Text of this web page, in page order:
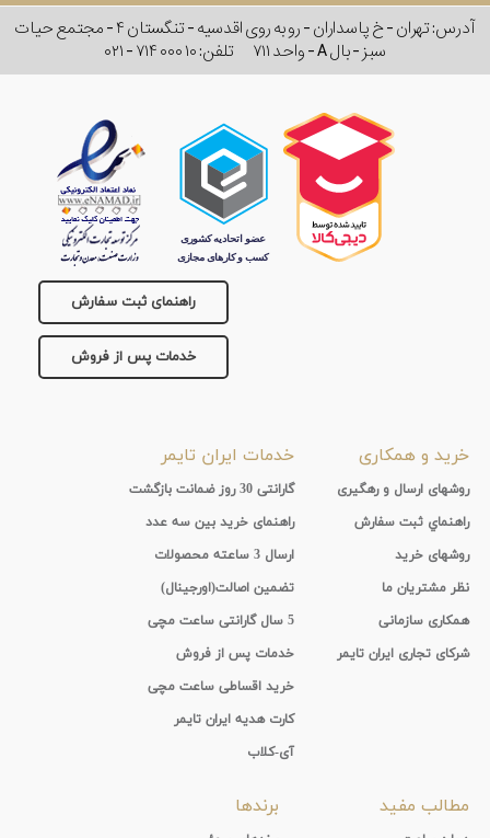
آدرس: تهران - خ پاسداران - رو به روی اقدسیه - تنگستان ۴ - مجتمع حیات
سبز - بال A - واحد ۷۱۱
تلفن:۰۲۱ - ۷۱۴ ۰۰۰ ۱۰
راهنمای ثبت سفارش
خدمات پس از فروش
خرید و همکاری
روشهای ارسال و رهگیری
راهنماي ثبت سفارش
روشهای خرید
نظر مشتریان ما
همکاری سازمانی
شرکای تجاری ایران تایمر
خدمات ایران تایمر
گارانتی 30 روز ضمانت بازگشت
راهنمای خرید بین سه عدد
ارسال 3 ساعته محصولات
تضمین اصالت(اورجینال)
5 سال گارانتی ساعت مچی
خدمات پس از فروش
خرید اقساطی ساعت مچی
کارت هدیه ایران تایمر
آی-کلاب
مطالب مفید برندها